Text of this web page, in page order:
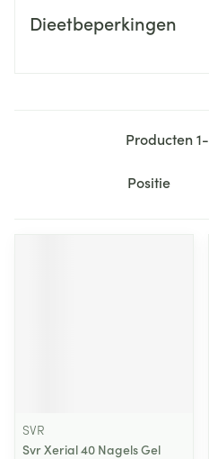
Dieetbeperkingen
Producten1-
Sorteer op:
SVR
Svr Xerial 40 Nagels Gel